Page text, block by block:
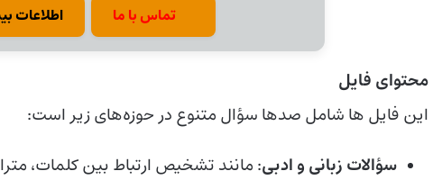
تماس با ما اطلاعات
محتوای فایل
این فایل ها شامل صدها سؤال متنوع در حوزه‌های زیر است:
سؤالات زبانی و ادبی: مانند تشخیص ارتباط بین کلمات،